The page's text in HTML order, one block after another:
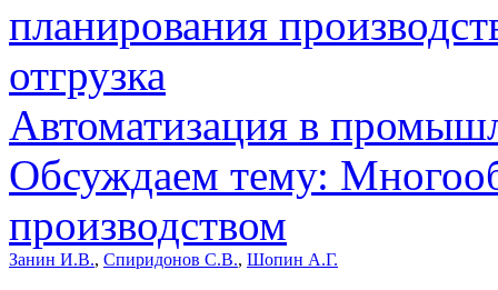
планирования
отгрузка
Автоматизация в
Обсуждаем тему:
производством
Занин И.В., Спиридонов С.В., Шопин А.Г.